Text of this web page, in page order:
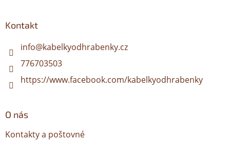
Kontakt
info@kabelkyodhrabenky.cz
776703503
https://www.facebook.com/kabelkyodhrabenky
O nás
Kontakty a poštovné